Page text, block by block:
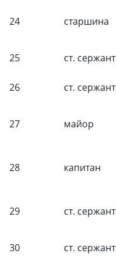
24 старшина
25
ст. сержант
26
ст. сержант
27 майор
28 капитан
29 ст. сержант
30
ст. сержант